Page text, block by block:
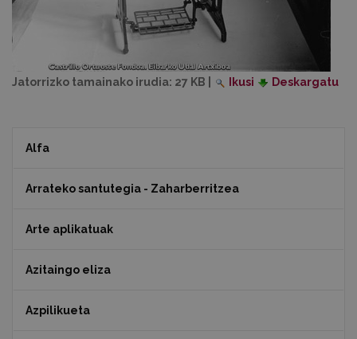
Jatorrizko tamainako irudia: 27 KB Ikusi Deskargatu
Alfa
Arrateko santutegia - Zaharberritzea
Arte aplikatuak
Azitaingo eliza
Azpilikueta